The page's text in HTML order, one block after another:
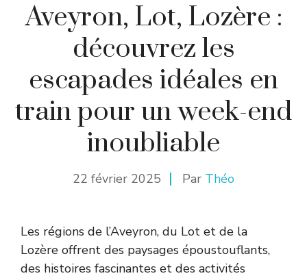
Aveyron, Lot, Lozère :
découvrez les
escapades idéales en
train pour un week-end
inoubliable
22 février 2025 Par Théo
Les régions de l’Aveyron, du Lot et de la
Lozère offrent des paysages époustouflants,
des histoires fascinantes et des activités